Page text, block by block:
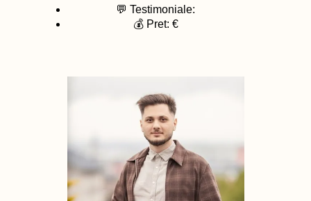
💬 Testimoniale:
💰 Pret: €